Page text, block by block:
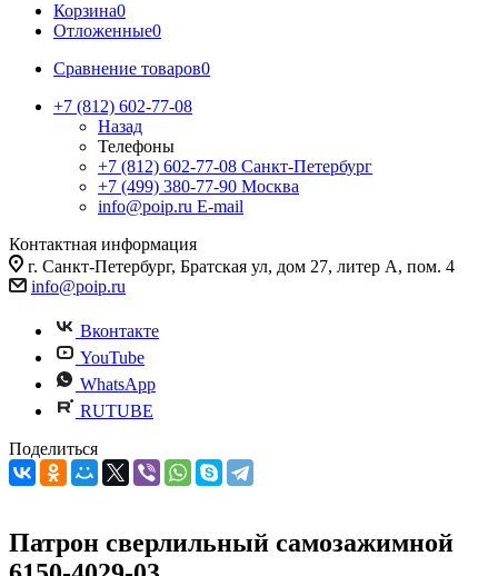
Корзина0
Отложенные0
Сравнение товаров0
+7 (812) 602-77-08
Назад
Телефоны
+7 (812) 602-77-08 Санкт-Петербург
+7 (499) 380-77-90 Москва
info@poip.ru E-mail
Контактная информация
г. Санкт-Петербург, Братская ул, дом 27, литер А, пом. 4
info@poip.ru
Вконтакте
YouTube
WhatsApp
RUTUBE
Поделиться
Патрон сверлильный самозажимной